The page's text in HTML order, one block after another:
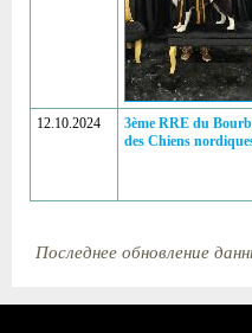
12.10.2024
3ème RRE du
des Chiens
Последнее обновление